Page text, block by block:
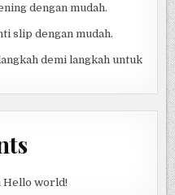
dengan mudah.
slip dengan mudah.
demi langkah untuk
Hello world!